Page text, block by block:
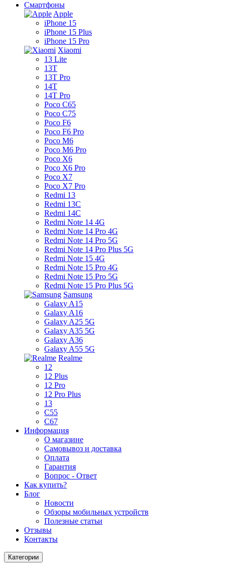
Смартфоны
Apple
iPhone 15
iPhone 15 Plus
iPhone 15 Pro
Xiaomi
13 Lite
13T
13T Pro
14T
14T Pro
Poco C65
Poco C75
Poco F6
Poco F6 Pro
Poco M6
Poco M6 Pro
Poco X6
Poco X6 Pro
Poco X7
Poco X7 Pro
Redmi 13
Redmi 13C
Redmi 14C
Redmi Note 14 4G
Redmi Note 14 Pro 4G
Redmi Note 14 Pro 5G
Redmi Note 14 Pro Plus 5G
Redmi Note 15 4G
Redmi Note 15 Pro 4G
Redmi Note 15 Pro 5G
Redmi Note 15 Pro Plus 5G
Samsung
Galaxy A15
Galaxy A16
Galaxy A25 5G
Galaxy A35 5G
Galaxy A36
Galaxy A55 5G
Realme
12
12 Plus
12 Pro
12 Pro Plus
13
C55
C67
Информация
О магазине
Самовывоз и доставка
Оплата
Гарантия
Вопрос - Ответ
Как купить?
Блог
Новости
Обзоры мобильных устройств
Полезные статьи
Отзывы
Контакты
Категории